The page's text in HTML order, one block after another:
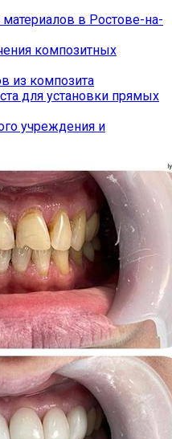
в Ростове-на-
композитных
из композита
для установки прямых
учреждения и